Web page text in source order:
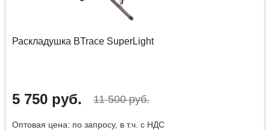
Раскладушка BTrace SuperLight
5 750 руб. 11 500 руб.
Оптовая цена: по запросу, в т.ч. с НДС